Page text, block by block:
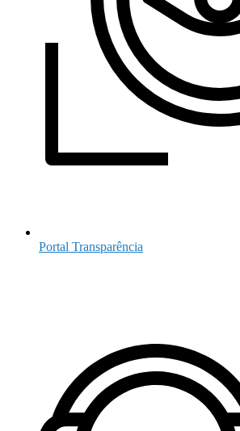
Portal Transparência